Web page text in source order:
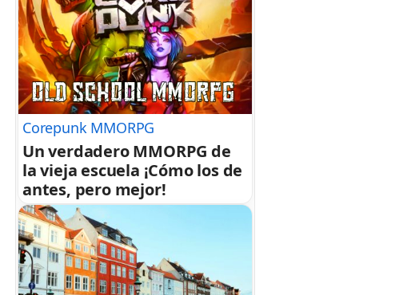
Corepunk MMORPG
Un verdadero MMORPG de
la vieja escuela ¡Cómo los de
antes, pero mejor!